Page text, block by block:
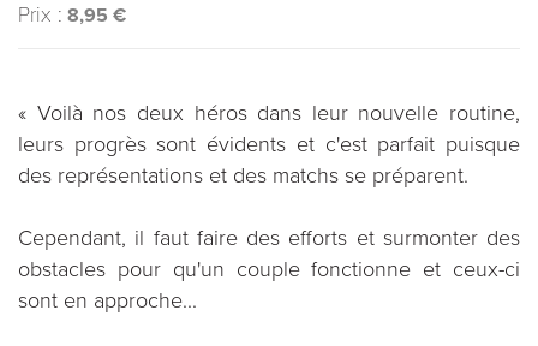
Prix : 8,95 €
« Voilà nos deux héros dans leur nouvelle routine,
leurs progrès sont évidents et c'est parfait puisque
des représentations et des matchs se préparent.
Cependant, il faut faire des efforts et surmonter des
obstacles pour qu'un couple fonctionne et ceux-ci
sont en approche...